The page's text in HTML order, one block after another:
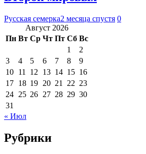
Русская семерка2 месяца спустя 0
Август 2026
Пн Вт Ср Чт Пт Сб Вс
1
2
3
4 5 6 7 8
9
10 11 12 13 14 15 16
17 18 19 20 21 22 23
24 25 26 27 28 29 30
31
« Июл
Рубрики